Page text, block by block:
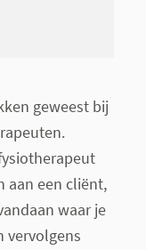
geweest bij
aan een cliënt,
waar je
vervolgens